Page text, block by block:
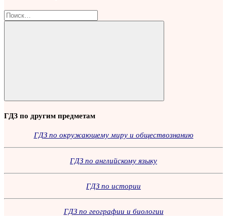
Найти:
Поиск
ГДЗ по другим предметам
ГДЗ по окружающему миру и обществознанию
ГДЗ по английскому языку
ГДЗ по истории
ГДЗ по географии и биологии